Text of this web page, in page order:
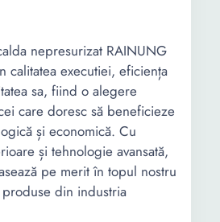
1.5 m² 2.2 m²
1750 mm
1750 mm
1630 mm
1630 mm
nepresurizat RAINUNG
calitatea executiei, eficiența
sa, fiind o alegere
care doresc să beneficieze
și economică. Cu
și tehnologie avansată,
pe merit în topul nostru
din industria